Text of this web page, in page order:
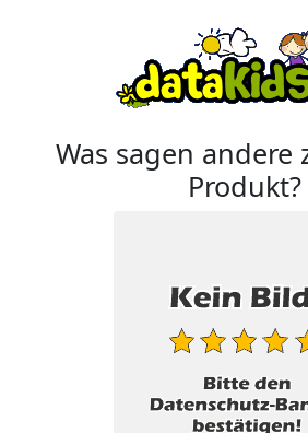
Was sagen andere
Produkt?